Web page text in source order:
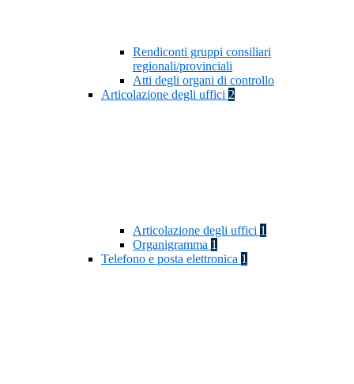
Rendiconti gruppi consiliari
regionali/provinciali
Atti degli organi di controllo
Articolazione degli uffici 2
Articolazione degli uffici 1
Organigramma 1
Telefono e posta elettronica 1